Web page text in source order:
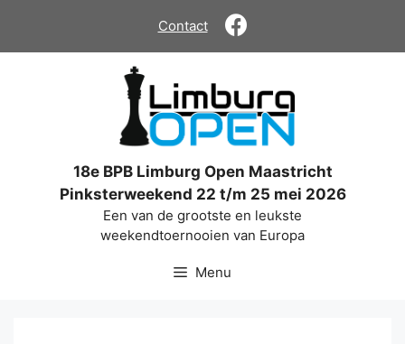
de
Contact
18e BPB Limburg Open Maastricht
Pinksterweekend 22 t/m 25 mei 2026
Een van de grootste en leukste
weekendtoernooien van Europa
Menu